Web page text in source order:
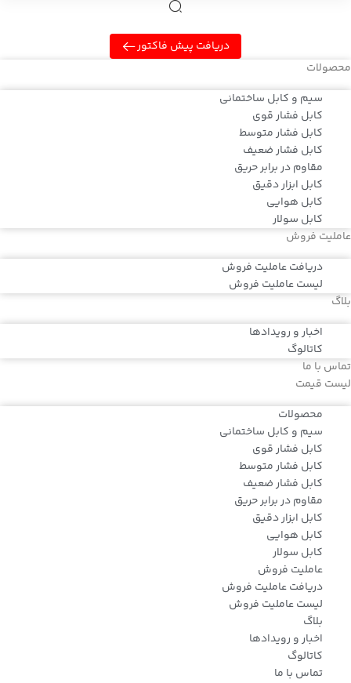
دریافت پیش فاکتور
محصولات
سیم و کابل ساختمانی
کابل فشار قوی
کابل فشار متوسط
کابل فشار ضعیف
مقاوم در برابر حریق
کابل ابزار دقیق
کابل هوایی
کابل سولار
عاملیت فروش
دریافت عاملیت فروش
لیست عاملیت فروش
بلاگ
اخبار و رویدادها
کاتالوگ
تماس با ما
لیست قیمت
محصولات
سیم و کابل ساختمانی
کابل فشار قوی
کابل فشار متوسط
کابل فشار ضعیف
مقاوم در برابر حریق
کابل ابزار دقیق
کابل هوایی
کابل سولار
عاملیت فروش
دریافت عاملیت فروش
لیست عاملیت فروش
بلاگ
اخبار و رویدادها
کاتالوگ
تماس با ما